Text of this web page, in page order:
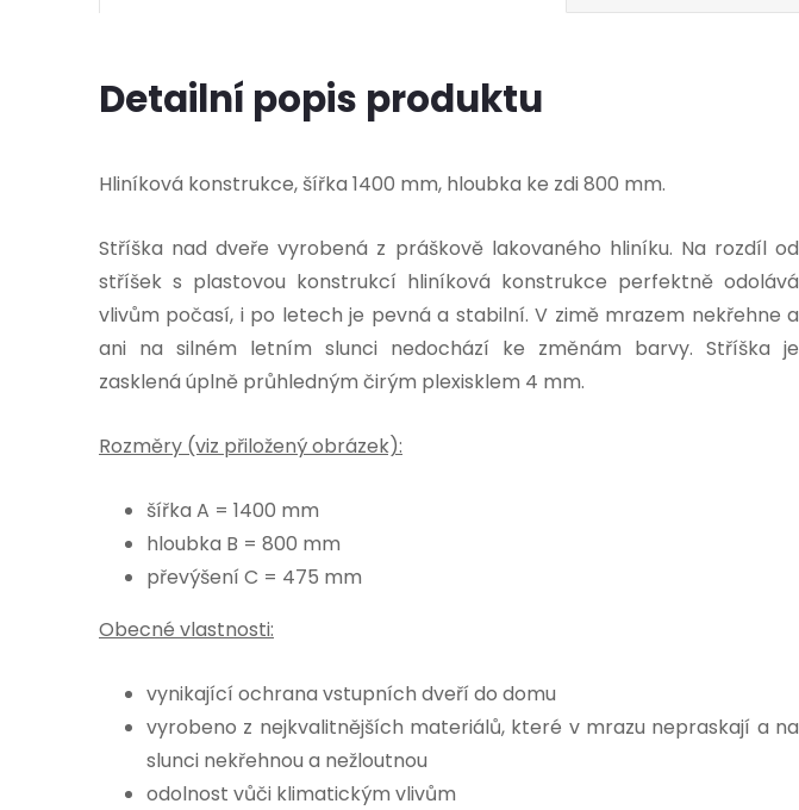
Detailní popis produktu
Hliníková konstrukce, šířka 1400 mm, hloubka ke zdi 800 mm.
Stříška nad dveře vyrobená z práškově lakovaného hliníku. Na rozdíl od
stříšek s plastovou konstrukcí hliníková konstrukce perfektně odolává
vlivům počasí, i po letech je pevná a stabilní. V zimě mrazem nekřehne a
ani na silném letním slunci nedochází ke změnám barvy. Stříška je
zasklená úplně průhledným čirým plexisklem 4 mm.
Rozměry (viz přiložený obrázek):
šířka A = 1400 mm
hloubka B = 800 mm
převýšení C = 475 mm
Obecné vlastnosti:
vynikající ochrana vstupních dveří do domu
vyrobeno z nejkvalitnějších materiálů, které v mrazu nepraskají a na
slunci nekřehnou a nežloutnou
odolnost vůči klimatickým vlivům